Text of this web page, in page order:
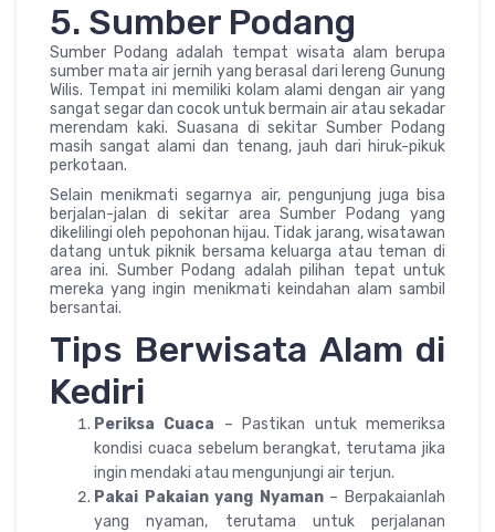
5. Sumber Podang
Sumber Podang adalah tempat wisata alam berupa
sumber mata air jernih yang berasal dari lereng Gunung
Wilis. Tempat ini memiliki kolam alami dengan air yang
sangat segar dan cocok untuk bermain air atau sekadar
merendam kaki. Suasana di sekitar Sumber Podang
masih sangat alami dan tenang, jauh dari hiruk-pikuk
perkotaan.
Selain menikmati segarnya air, pengunjung juga bisa
berjalan-jalan di sekitar area Sumber Podang yang
dikelilingi oleh pepohonan hijau. Tidak jarang, wisatawan
datang untuk piknik bersama keluarga atau teman di
area ini. Sumber Podang adalah pilihan tepat untuk
mereka yang ingin menikmati keindahan alam sambil
bersantai.
Tips Berwisata Alam di
Kediri
Periksa Cuaca – Pastikan untuk memeriksa
kondisi cuaca sebelum berangkat, terutama jika
ingin mendaki atau mengunjungi air terjun.
Pakai Pakaian yang Nyaman– Berpakaianlah
yang nyaman, terutama untuk perjalanan